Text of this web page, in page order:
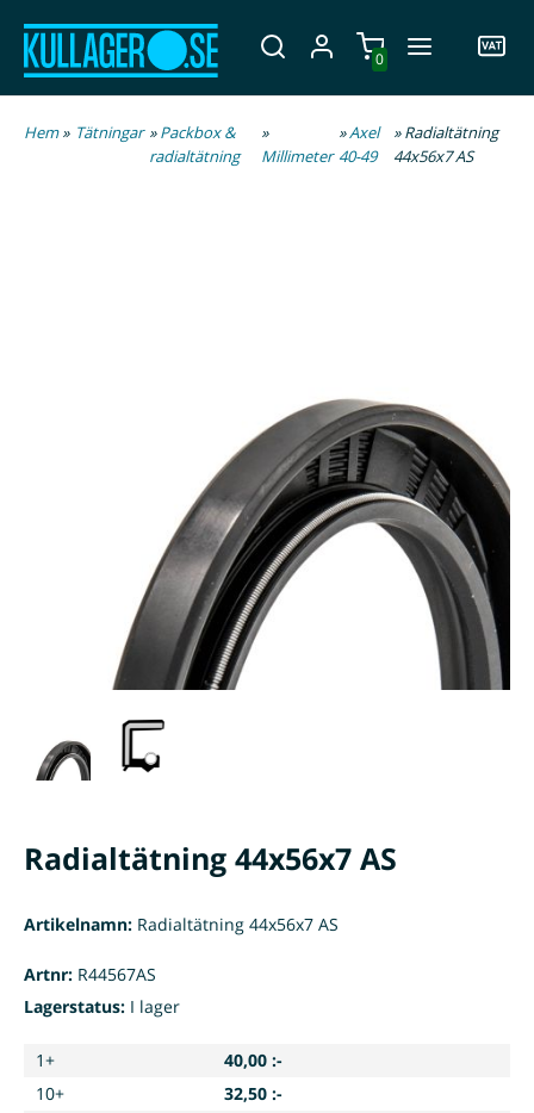
0
Hem» Tätningar »Packbox &
radialtätning
»
Millimeter
»Axel
40-49
» Radialtätning
44x56x7 AS
Radialtätning 44x56x7 AS
Artikelnamn: Radialtätning 44x56x7 AS
Artnr: R44567AS
Lagerstatus: I lager
1+
40,00 :-
10+
32,50 :-